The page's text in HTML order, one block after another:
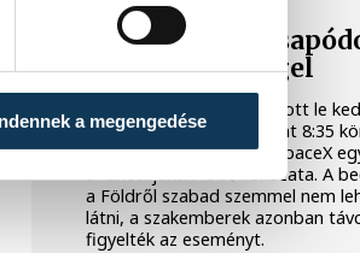
a megengedése
Valami óriási
Holdba ma reggel
Rendhagyó esemény zajlott le
reggel. Magyar idő szerint 8:35
felszínébe csapódott a SpaceX
9 rakétájának felső fokozata. A
a Földről szabad szemmel nem
látni, a szakemberek azonban
figyelték az eseményt.